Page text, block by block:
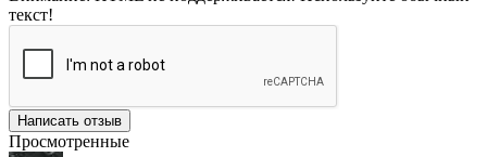
текст!
Написать отзыв
Просмотренные